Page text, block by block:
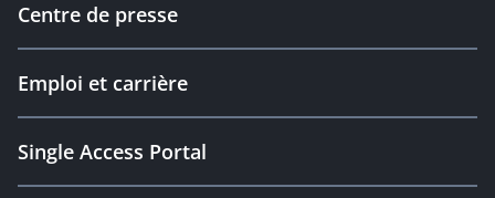
Centre de presse
Emploi et carrière
Single Access Portal